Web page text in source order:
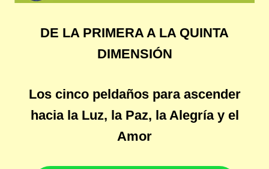
DE LA PRIMERA A LA QUINTA
DIMENSIÓN
Los cinco peldaños para ascender
hacia la Luz, la Paz, la Alegría y el
Amor